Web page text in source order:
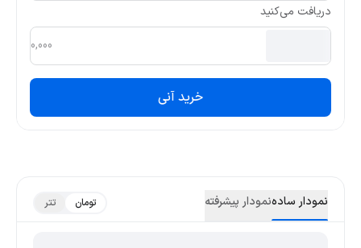
نمودار سادهنمودار پیشرفته تومان تتر
دریافت می‌کنید
خرید آنی